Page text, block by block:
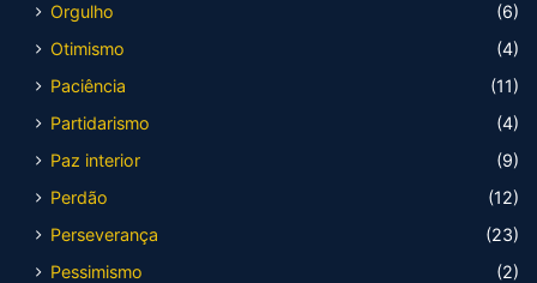
Orgulho
(6)
Otimismo
(4)
Paciência
(11)
Partidarismo
(4)
Paz interior
(9)
Perdão
(12)
Perseverança
(23)
Pessimismo
(2)